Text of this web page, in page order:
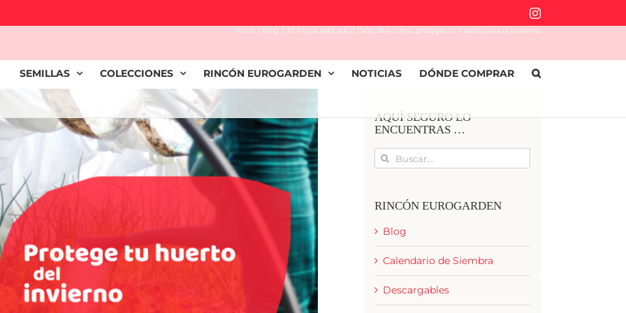
Instagram
SEMILLAS COLECCIONES RINCÓN EUROGARDEN NOTICIAS DÓNDE COMPRAR
Inicio Blog ¡El frío ya está aquí! Descubre cómo proteger tu huerto para el invierno.
AQUÍ SEGURO LO
ENCUENTRAS …
Buscar:
RINCÓN EUROGARDEN
Blog
Calendario de Siembra
Descargables